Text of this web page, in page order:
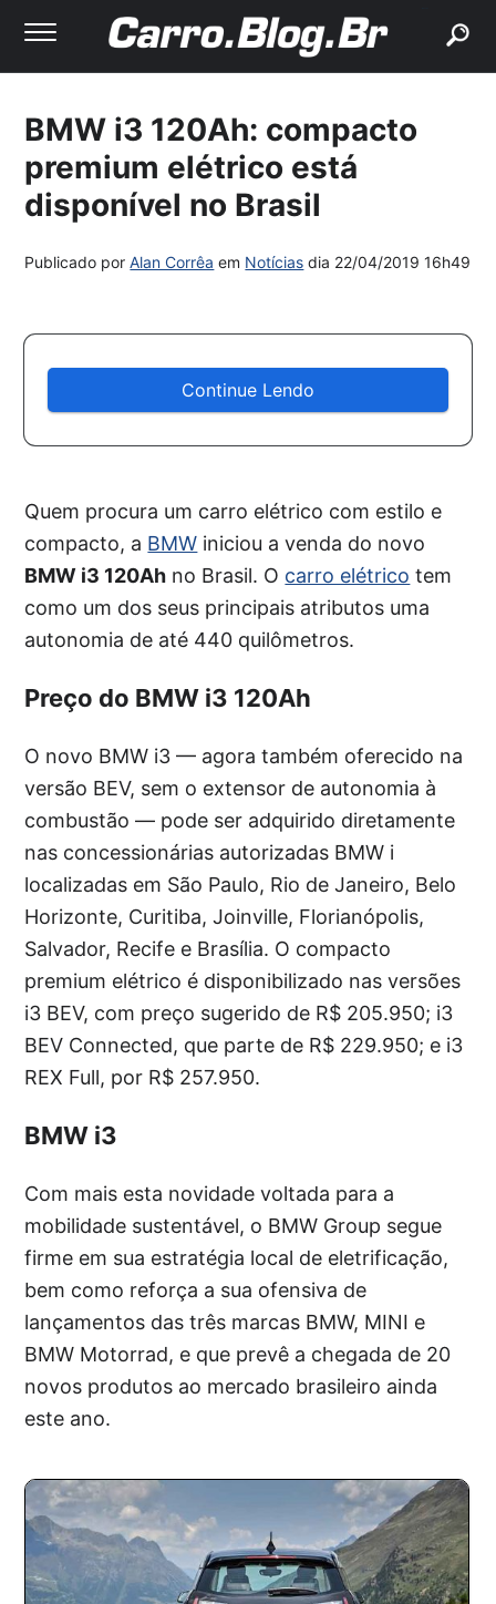
BMW i3 120Ah: compacto
premium elétrico está
disponível no Brasil
Publicado porAlan Corrêa em Notícias dia 22/04/2019 16h49
Continue Lendo
Quem procura um carro elétrico com estilo e
compacto, a BMW iniciou a venda do novo
BMW i3 120Ah no Brasil. O carro elétrico tem
como um dos seus principais atributos uma
autonomia de até 440 quilômetros.
Preço do BMW i3 120Ah
O novo BMW i3 — agora também oferecido na
versão BEV, sem o extensor de autonomia à
combustão — pode ser adquirido diretamente
nas concessionárias autorizadas BMW i
localizadas em São Paulo, Rio de Janeiro, Belo
Horizonte, Curitiba, Joinville, Florianópolis,
Salvador, Recife e Brasília. O compacto
premium elétrico é disponibilizado nas versões
i3 BEV, com preço sugerido de R$ 205.950; i3
BEV Connected, que parte de R$ 229.950; e i3
REX Full, por R$ 257.950.
BMW i3
Com mais esta novidade voltada para a
mobilidade sustentável, o BMW Group segue
firme em sua estratégia local de eletrificação,
bem como reforça a sua ofensiva de
lançamentos das três marcas BMW, MINI e
BMW Motorrad, e que prevê a chegada de 20
novos produtos ao mercado brasileiro ainda
este ano.